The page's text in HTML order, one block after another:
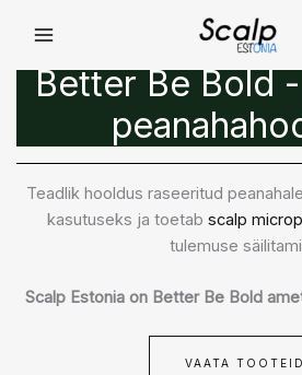
Better Be Bold
Better Be Bold
Teadlik hooldus raseeritud
kasutuseks ja toetab scalp
tulemuse
Scalp Estonia on Better Be Bold
VAATA TOOTEID